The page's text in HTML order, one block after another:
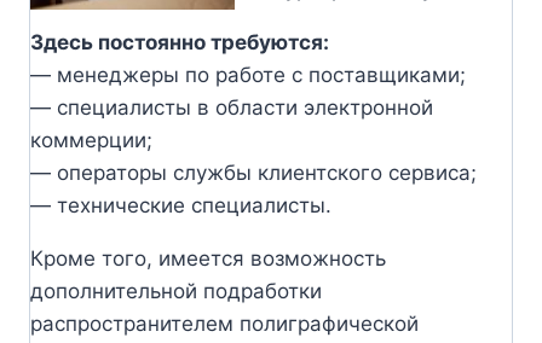
Здесь постоянно требуются:
— менеджеры по работе с поставщиками;
— специалисты в области электронной
коммерции;
— операторы службы клиентского сервиса;
— технические специалисты.
Кроме того, имеется возможность
дополнительной подработки
распространителем полиграфической